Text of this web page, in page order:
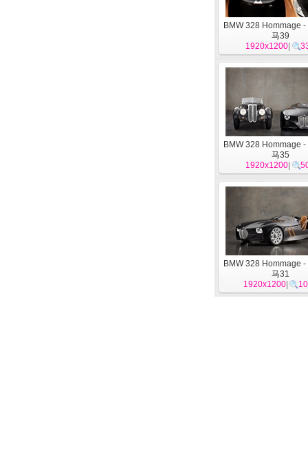
BMW 328 Hommage
马39
1920x1200
BMW 328 Hommage
马35
1920x1200
BMW 328 Hommage
马31
1920x1200